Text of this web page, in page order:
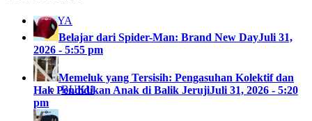
KARYA
BUKU
Belajar dari Spider-Man: Brand New DayJuli 31,
2026 - 5:55 pm
Memeluk yang Tersisih: Pengasuhan Kolektif dan
Hak Pendidikan Anak di Balik JerujiJuli 31, 2026 - 5:20
pm